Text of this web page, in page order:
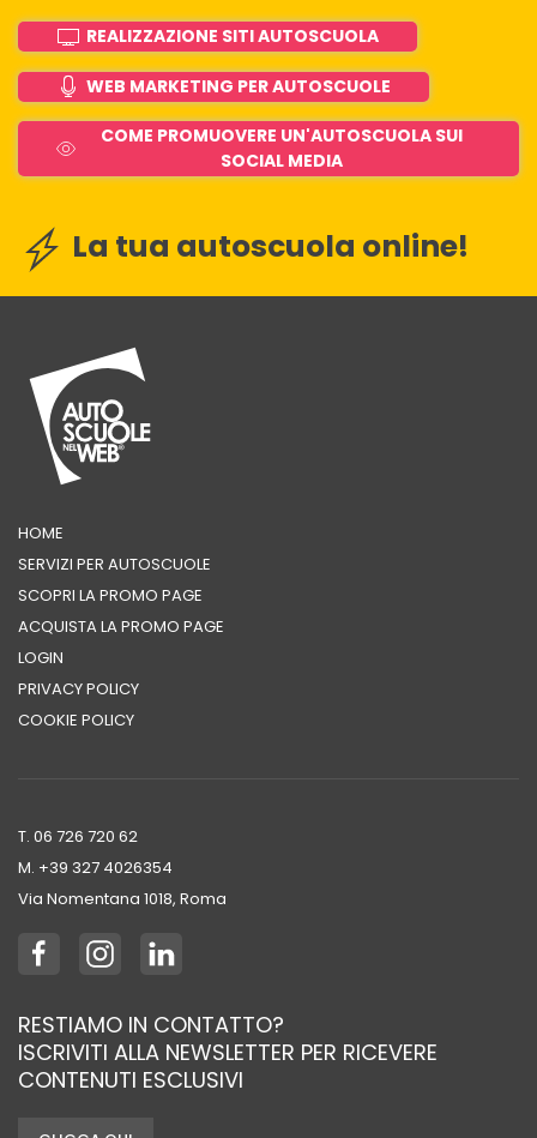
REALIZZAZIONE SITI AUTOSCUOLA
WEB MARKETING PER AUTOSCUOLE
COME PROMUOVERE UN'AUTOSCUOLA SUI
SOCIAL MEDIA
La tua autoscuola online!
HOME
SERVIZI PER AUTOSCUOLE
SCOPRI LA PROMO PAGE
ACQUISTA LA PROMO PAGE
LOGIN
PRIVACY POLICY
COOKIE POLICY
T. 06 726 720 62
M. +39 ‭327 4026354‬
Via Nomentana 1018, Roma
RESTIAMO IN CONTATTO?
ISCRIVITI ALLA NEWSLETTER PER RICEVERE
CONTENUTI ESCLUSIVI